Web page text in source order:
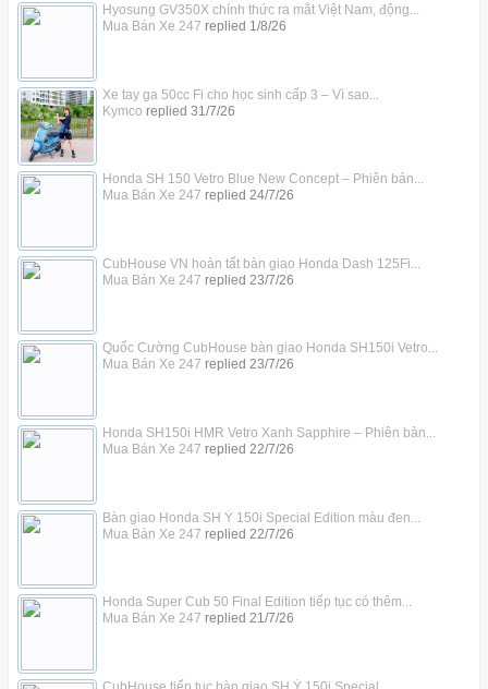
Hyosung GV350X chính thức ra mắt Việt Nam, động...
Mua Bán Xe 247 replied 1/8/26
Xe tay ga 50cc Fi cho học sinh cấp 3 – Vì sao...
Kymco replied 31/7/26
Honda SH 150 Vetro Blue New Concept – Phiên bản...
Mua Bán Xe 247 replied 24/7/26
CubHouse VN hoàn tất bàn giao Honda Dash 125Fi...
Mua Bán Xe 247 replied 23/7/26
Quốc Cường CubHouse bàn giao Honda SH150i Vetro...
Mua Bán Xe 247 replied 23/7/26
Honda SH150i HMR Vetro Xanh Sapphire – Phiên bản...
Mua Bán Xe 247 replied 22/7/26
Bàn giao Honda SH Ý 150i Special Edition màu đen...
Mua Bán Xe 247 replied 22/7/26
Honda Super Cub 50 Final Edition tiếp tục có thêm...
Mua Bán Xe 247 replied 21/7/26